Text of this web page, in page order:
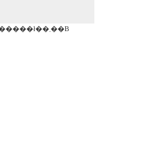
���̃T�C�g��DVD�̂݃f�[�^�����ł��܂��B